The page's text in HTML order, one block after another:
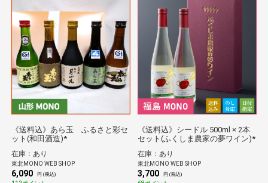
《送料込》あら玉 ふるさと彩セ
ット(和田酒造)*
在庫：あり
東北MONO WEB SHOP
6,090 円 (税込)
《送料込》シードル 500ml × 2本
セット(ふくしま農家の夢ワイン)*
在庫：あり
東北MONO WEB SHOP
3,700 円 (税込)